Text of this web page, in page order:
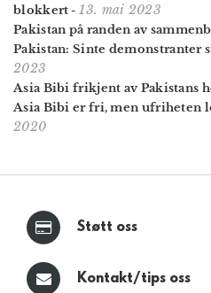
blokkert -13. mai 2023
Pakistan på randen av
Pakistan: Sinte demonstranter
2023
Asia Bibi frikjent av Pakistans
Asia Bibi er fri, men ufriheten
2020
Støtt oss
Kontakt/tips oss